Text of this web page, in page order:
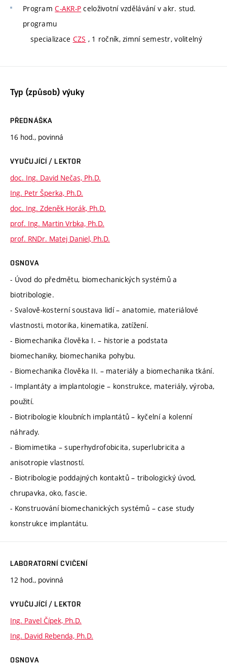
ProgramC-AKR-P celoživotní vzdělávání v akr. stud.
programu
specializace CZS , 1 ročník, zimní semestr, volitelný
Typ (způsob) výuky
PŘEDNÁŠKA
16 hod., povinná
VYUČUJÍCÍ / LEKTOR
doc. Ing. David Nečas, Ph.D.
Ing. Petr Šperka, Ph.D.
doc. Ing. Zdeněk Horák, Ph.D.
prof. Ing. Martin Vrbka, Ph.D.
prof. RNDr. Matej Daniel, Ph.D.
OSNOVA
- Úvod do předmětu, biomechanických systémů a
biotribologie.
- Svalově-kosterní soustava lidí – anatomie, materiálové
vlastnosti, motorika, kinematika, zatížení.
- Biomechanika člověka I. – historie a podstata
biomechaniky, biomechanika pohybu.
- Biomechanika člověka II. – materiály a biomechanika tkání.
- Implantáty a implantologie – konstrukce, materiály, výroba,
použití.
- Biotribologie kloubních implantátů – kyčelní a kolenní
náhrady.
- Biomimetika – superhydrofobicita, superlubricita a
anisotropie vlastností.
- Biotribologie poddajných kontaktů – tribologický úvod,
chrupavka, oko, fascie.
- Konstruování biomechanických systémů – case study
konstrukce implantátu.
LABORATORNÍ CVIČENÍ
12 hod., povinná
VYUČUJÍCÍ / LEKTOR
Ing. Pavel Čípek, Ph.D.
Ing. David Rebenda, Ph.D.
OSNOVA